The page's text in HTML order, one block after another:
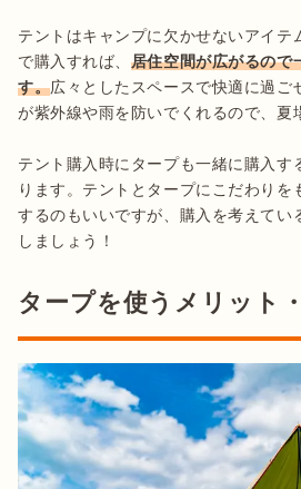
テントはキャンプに欠かせないアイテ
で購入すれば、 居住空間が広がるので
す。広々としたスペースで快適に過ご
が紫外線や雨を防いでくれるので、夏
テント購入時にタープも一緒に購入す
ります。テントとタープにこだわりを
するのもいいですが、購入を考えてい
しましょう！
タープを使うメリット